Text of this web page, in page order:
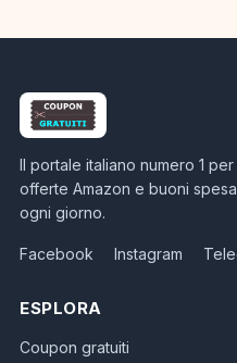
Il portale italiano numero 1
offerte Amazon e buoni
ogni giorno.
Facebook Instagram
ESPLORA
Coupon gratuiti